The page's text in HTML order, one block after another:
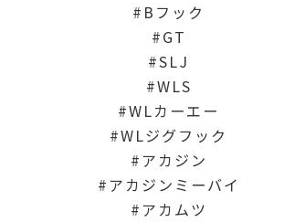
Bフック
GT
SLJ
WLS
WLカーエー
WLジグフック
アカジン
アカジンミーバイ
アカムツ